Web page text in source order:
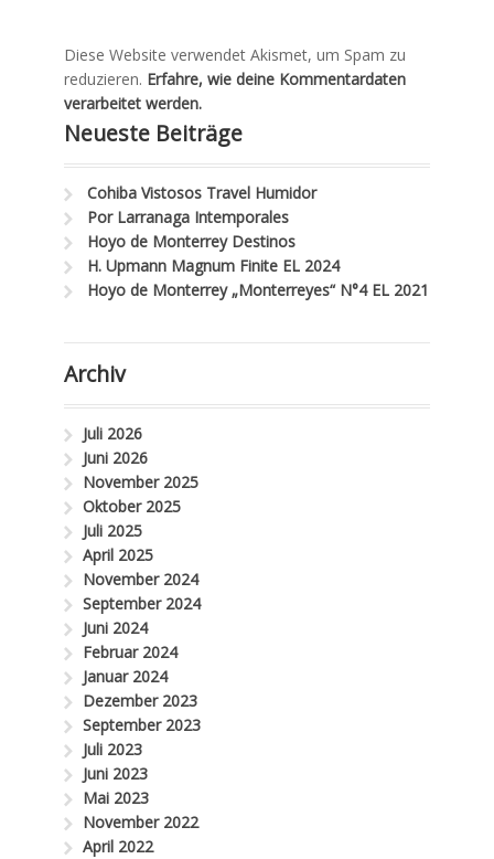
Diese Website verwendet Akismet, um Spam zu
reduzieren. Erfahre, wie deine Kommentardaten
verarbeitet werden.
Neueste Beiträge
Cohiba Vistosos Travel Humidor
Por Larranaga Intemporales
Hoyo de Monterrey Destinos
H. Upmann Magnum Finite EL 2024
Hoyo de Monterrey „Monterreyes“ N°4 EL 2021
Archiv
Juli 2026
Juni 2026
November 2025
Oktober 2025
Juli 2025
April 2025
November 2024
September 2024
Juni 2024
Februar 2024
Januar 2024
Dezember 2023
September 2023
Juli 2023
Juni 2023
Mai 2023
November 2022
April 2022